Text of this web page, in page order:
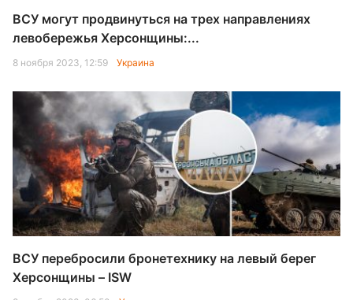
ВСУ могут продвинуться на трех направлениях
левобережья Херсонщины:...
8 ноября 2023, 12:59 Украина
ВСУ перебросили бронетехнику на левый берег
Херсонщины – ISW